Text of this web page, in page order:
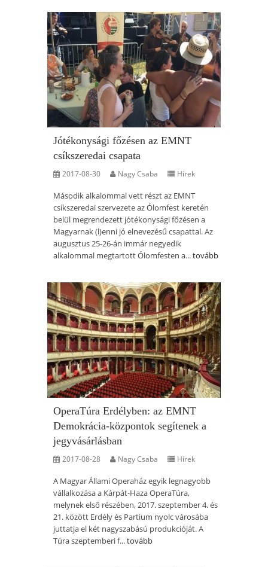
Jótékonysági főzésen az EMNT
csíkszeredai csapata
2017-08-30 Nagy Csaba Hírek
Második alkalommal vett részt az EMNT
csíkszeredai szervezete az Ólomfest keretén
belül megrendezett jótékonysági főzésen a
Magyarnak (l)enni jó elnevezésű csapattal. Az
augusztus 25-26-án immár negyedik
alkalommal megtartott Ólomfesten a...tovább
OperaTúra Erdélyben: az EMNT
Demokrácia-központok segítenek a
jegyvásárlásban
2017-08-28 Nagy Csaba Hírek
A Magyar Állami Operaház egyik legnagyobb
vállalkozása a Kárpát-Haza OperaTúra,
melynek első részében, 2017. szeptember 4. és
21. között Erdély és Partium nyolc városába
juttatja el két nagyszabású produkcióját. A
Túra szeptemberi f...tovább